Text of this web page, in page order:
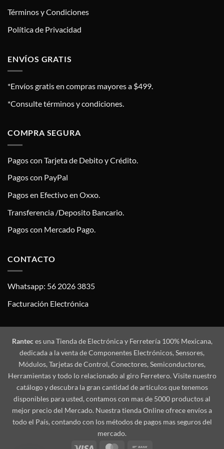
Términos y Condiciones
Política de Privacidad
ENVÍOS GRATIS
*Envíos gratis en compras mayores a $499.
*Consulte términos y condiciones.
COMPRA SEGURA
Pagos con Tarjeta de Debito y Crédito.
Pagos con PayPal
Pagos en Efectivo en Oxxo.
Transferencia /Deposito Bancario.
Pagos con Mercado Pago.
CONTACTO
Whatsapp: 56 2026 3835
Facturación Electrónica
Ranteces una Tienda de Electrónica y Ferretería 100% Mexicana,
dedicada a la venta de Componentes Electrónicos, Sensores,
Módulos, Tarjetas de Control, Conectores, Semiconductores,
Herramientas y todo lo relacionado al giro Ferretero. Visite nuestro
catálogo y descubra la gran cantidad de artículos que tenemos
disponibles para usted, contamos con mas de 5000 productos al
mejor precio del Mercado. Nuestra tienda Online ofrece envíos a
todo el País, contando con los métodos de pagos mas seguros del
mercado.
Visa
MasterCard